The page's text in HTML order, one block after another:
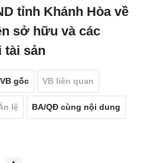
tỉnh Khánh Hòa về
sở hữu và các
tài sản
VB gốc VB liên quan
lệ BA/QĐ cùng nội dung